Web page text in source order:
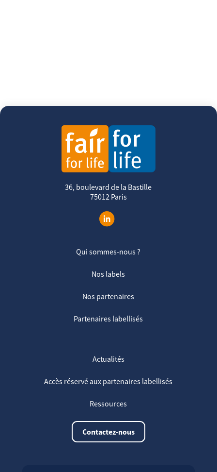
36, boulevard de la Bastille
75012 Paris
Qui sommes-nous ?
Nos labels
Nos partenaires
Partenaires labellisés
Actualités
Accès réservé aux partenaires labellisés
Ressources
Contactez-nous